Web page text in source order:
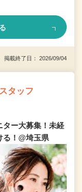
載終了日： 2026/09/04
タッフ
ター大募集！未経
る！@埼玉県